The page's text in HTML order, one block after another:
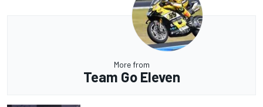
More from
Team Go Eleven